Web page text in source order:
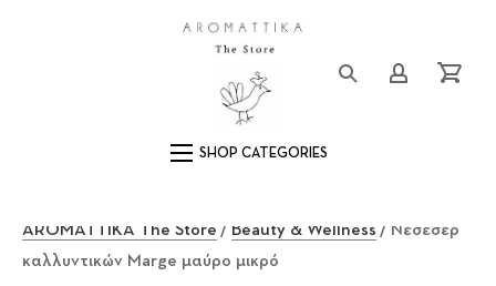
Logo
Main Navigation
AROMATTIKA The Store / Beauty & Wellness / Νεσεσέρ
καλλυντικών Marge μαύρο μικρό